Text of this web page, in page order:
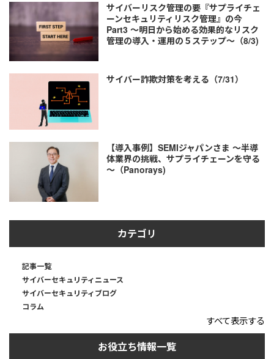
サイバーリスク管理の要『サプライチェ
ーンセキュリティリスク管理』の今
Part3 ～明日から始める効果的なリスク
管理の導入・運用の５ステップ～（8/3)
サイバー詐欺対策を考える（7/31）
【導入事例】SEMIジャパンさま ～半導
体業界の挑戦、サプライチェーンを守る
～（Panorays)
カテゴリ
記事一覧
サイバーセキュリティニュース
サイバーセキュリティブログ
コラム
すべて表示する
お役立ち情報一覧